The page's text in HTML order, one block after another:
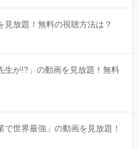
見放題！無料の視聴方法は？
生が!?」の動画を見放題！無料
世界最強」の動画を見放題！